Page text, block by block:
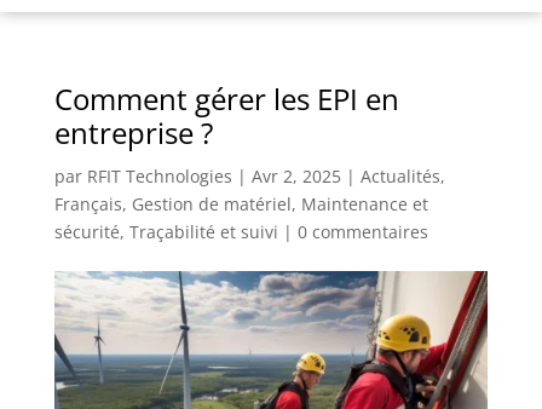
Comment gérer les EPI en
entreprise ?
par RFIT Technologies | Avr 2, 2025| Actualités,
Français, Gestion de matériel, Maintenance et
sécurité, Traçabilité et suivi | 0 commentaires